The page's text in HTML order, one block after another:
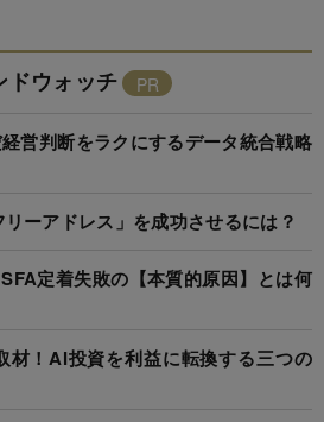
ドウォッチ
営判断をラクにするデータ統合戦略
ーアドレス」を成功させるには？
定着失敗の【本質的原因】とは何
材！AI投資を利益に転換する三つの